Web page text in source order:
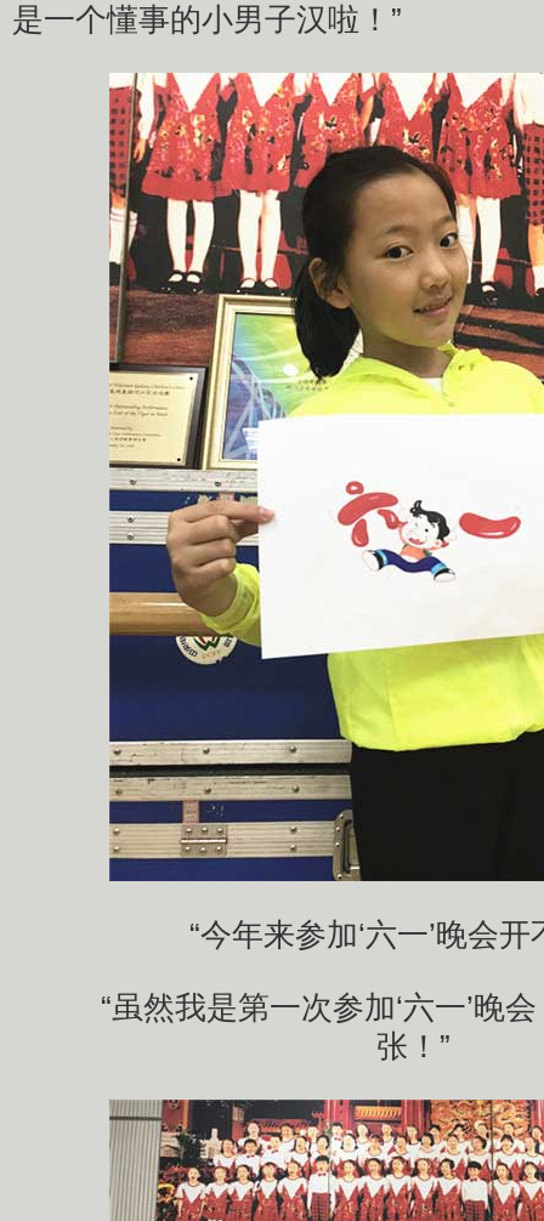
是一个懂事的小男子汉啦！”
“今年来参加‘六一’晚会开
“虽然我是第一次参加‘六一’晚会
张！”